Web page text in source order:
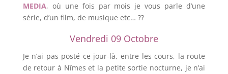
MEDIA, où une fois par mois je vous parle d’une
série, d’un film, de musique etc… ??
Vendredi 09 Octobre
Je n’ai pas posté ce jour-là, entre les cours, la route
de retour à Nîmes et la petite sortie nocturne, je n’ai